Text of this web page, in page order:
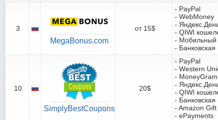
3
MegaBonus.com
от 15$
- PayPal
- WebMoney
-
- QIWI
- Мобильный
-
10
SimplyBestCoupons
20$
- PayPal
- Western
- MoneyGram
-
- QIWI
-
- Amazon
- ePayments